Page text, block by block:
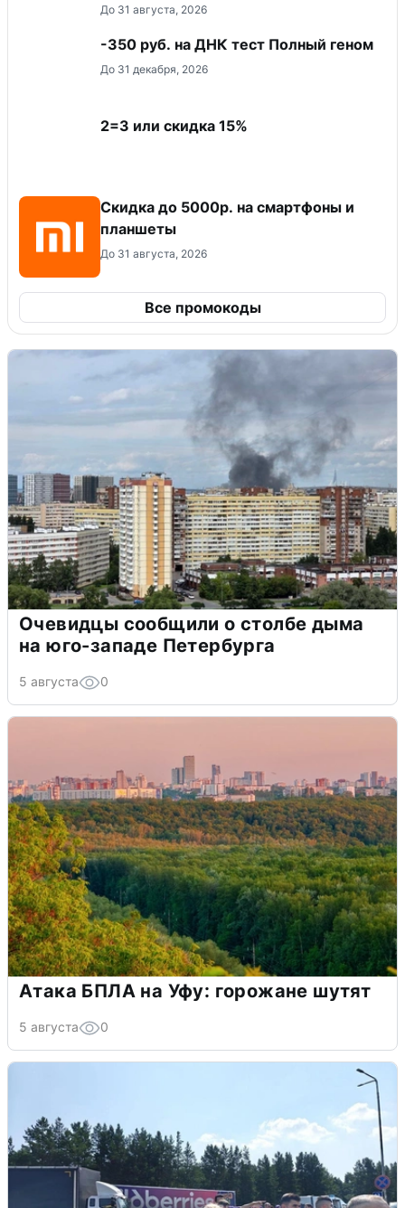
До 31 августа, 2026
-350 руб. на ДНК тест Полный геном
До 31 декабря, 2026
2=3 или скидка 15%
Скидка до 5000р. на смартфоны и
планшеты
До 31 августа, 2026
Все промокоды
Очевидцы сообщили о столбе дыма
на юго-западе Петербурга
5 августа 0
Атака БПЛА на Уфу: горожане шутят
5 августа 0